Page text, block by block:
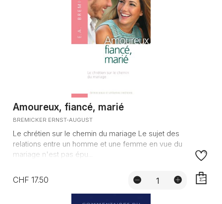
Amoureux, fiancé, marié
BREMICKER ERNST-AUGUST
Le chrétien sur le chemin du mariage Le sujet des
relations entre un homme et une femme en vue du
mariage n'est pas épu...
CHF 17.50